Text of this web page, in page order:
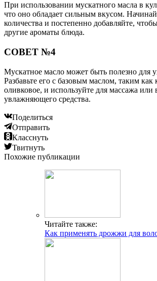
При использовании мускатного масла в
что оно обладает сильным вкусом.
количества и постепенно добавляйте,
другие ароматы блюда.
СОВЕТ №4
Мускатное масло может быть полезно для
Разбавьте его с базовым маслом, таким как
оливковое, и используйте для массажа или
увлажняющего средства.
Поделиться
Отправить
Класснуть
Твитнуть
Похожие публикации
Читайте также:
Как применять дрожжи для